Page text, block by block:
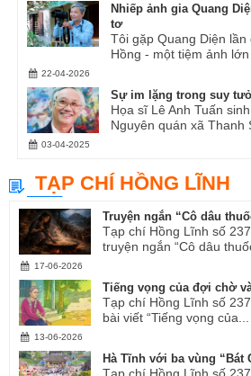
Nhiếp ảnh gia Quang
tơ
Tôi gặp Quang Diện
Hồng - một tiệm ảnh lớn
22-04-2026
Sự im lặng trong suy
Họa sĩ Lê Anh Tuấn
Nguyên quán xã Thanh
03-04-2025
TẠP CHÍ HỒNG LĨNH
Truyện ngắn “Cô dâu
Tạp chí Hồng Lĩnh số
truyện ngắn “Cô dâu
17-06-2026
Tiếng vọng của đợi chờ
Tạp chí Hồng Lĩnh số
bài viết “Tiếng vọng của...
13-06-2026
Hà Tĩnh với ba vùng “Bát